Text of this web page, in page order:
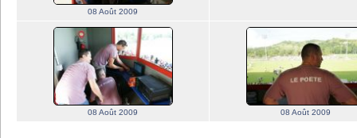
08 Août 2009
08 Août 2009 08 Août 2009